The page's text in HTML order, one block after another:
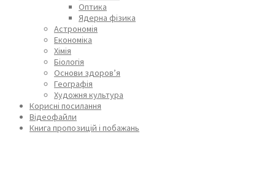
Оптика
Ядерна фізика
Астрономія
Економіка
Хімія
Біологія
Основи здоров’я
Географія
Художня культура
Корисні посилання
Відеофайли
Книга пропозицій і побажань